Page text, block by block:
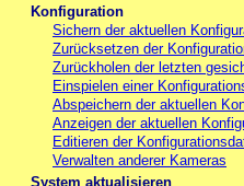
Konfiguration
Sichern der aktuellen
Zurücksetzen der
Zurückholen der letzten
Einspielen einer
Abspeichern der aktuellen
Anzeigen der aktuellen
Editieren der
Verwalten anderer Kameras
System aktualisieren